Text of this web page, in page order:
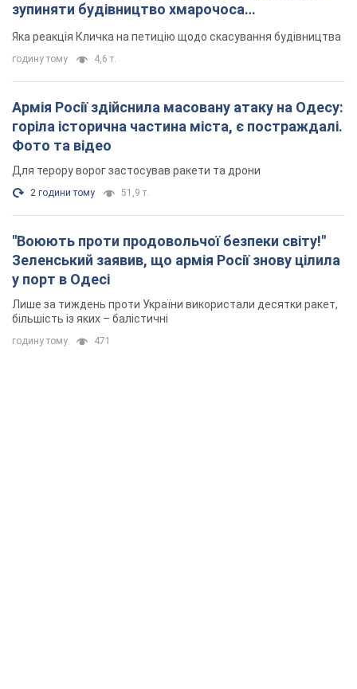
зупиняти будівництво хмарочоса
"московського вірянина"
Яка реакція Кличка на петицію щодо скасування будівництва
годину тому 4,6 т.
Армія Росії здійснила масовану атаку на Одесу:
горіла історична частина міста, є постраждалі.
Фото та відео
Для терору ворог застосував ракети та дрони
2 години тому 51,9 т.
"Воюють проти продовольчої безпеки світу!"
Зеленський заявив, що армія Росії знову цілила
у порт в Одесі
Лише за тиждень проти України використали десятки ракет,
більшість із яких – балістичні
годину тому 471